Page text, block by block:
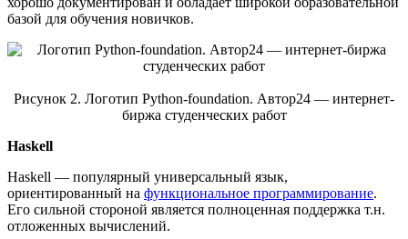
базой для обучения новичков.
Рисунок 2. Логотип Python-foundation. Автор24 — интернет-
биржа студенческих работ
Haskell
Haskell — популярный универсальный язык,
ориентированный на функциональное программирование.
Его сильной стороной является полноценная поддержка т.н.
отложенных вычислений.